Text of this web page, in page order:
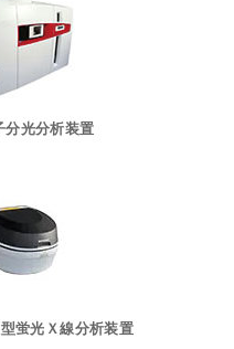
分光分析装置
蛍光Ｘ線分析装置